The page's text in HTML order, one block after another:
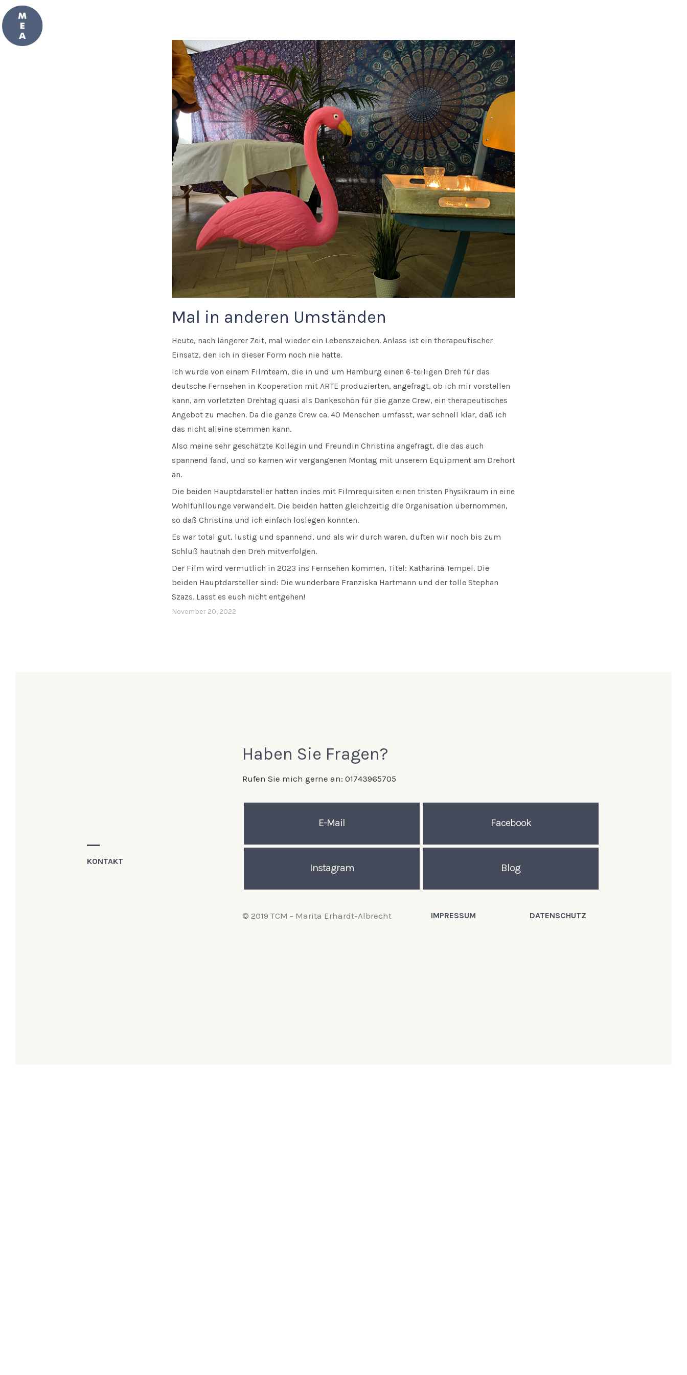
Mal in anderen Umständen
Heute, nach längerer Zeit, mal wieder ein Lebenszeichen. Anlass ist ein therapeutischer
Einsatz, den ich in dieser Form noch nie hatte.
Ich wurde von einem Filmteam, die in und um Hamburg einen 6-teiligen Dreh für das
deutsche Fernsehen in Kooperation mit ARTE produzierten, angefragt, ob ich mir vorstellen
kann, am vorletzten Drehtag quasi als Dankeschön für die ganze Crew, ein therapeutisches
Angebot zu machen. Da die ganze Crew ca. 40 Menschen umfasst, war schnell klar, daß ich
das nicht alleine stemmen kann.
Also meine sehr geschätzte Kollegin und Freundin Christina angefragt, die das auch
spannend fand, und so kamen wir vergangenen Montag mit unserem Equipment am Drehort
an.
Die beiden Hauptdarsteller hatten indes mit Filmrequisiten einen tristen Physikraum in eine
Wohlfühllounge verwandelt. Die beiden hatten gleichzeitig die Organisation übernommen,
so daß Christina und ich einfach loslegen konnten.
Es war total gut, lustig und spannend, und als wir durch waren, duften wir noch bis zum
Schluß hautnah den Dreh mitverfolgen.
Der Film wird vermutlich in 2023 ins Fernsehen kommen, Titel: Katharina Tempel. Die
beiden Hauptdarsteller sind: Die wunderbare Franziska Hartmann und der tolle Stephan
Szazs. Lasst es euch nicht entgehen!
November 20, 2022
KONTAKT
Haben Sie Fragen?
Rufen Sie mich gerne an: 01743965705
E-Mail Facebook
Instagram Blog
© 2019 TCM - Marita Erhardt-Albrecht IMPRESSUM DATENSCHUTZ